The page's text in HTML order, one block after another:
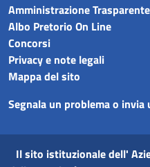
Amministrazione Trasparente
Albo Pretorio On Line
Concorsi
Privacy e note legali
Mappa del sito
Segnala un problema o
Il sito istituzionale dell'